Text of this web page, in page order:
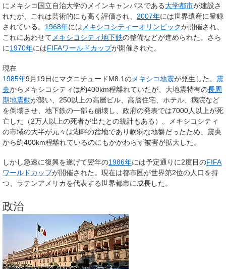
にメキシコ国立自治大学のメインキャンパスである大学都市が建設さ
れたが、これは芸術的にも高く評価され、 2007年には世界遺産に登録
されている。 1968年には メキシコシティーオリンピックが開催され、
これにあわせて メキシコシティ地下鉄の整備などが進められた。さら
に1970年にはFIFAワールドカップが開催された。
現在
1985年9月19日にマグニチュードM8.1の メキシコ地震が発生した。 震
央からメキシコシティは約400km程離れていたが、大地震特有の長周
期地震動が襲い、250以上の高層ビル、高層住宅、ホテル、病院など
を倒壊させ、地下鉄の一部も崩壊し、政府の発表では7000人以上が死
亡した（2万人以上の死者が出たとの統計もある）。メキシコシティ
の市域の大半が元々は湖畔の盆地であり軟弱な地盤だったため、震央
から約400km程離れているのにもかかわらず被害が拡大した。
しかし急速に復興を遂げて翌年の1986年には予定通りに2度目のFIFA
ワールドカップが開催された。現在は都市圏が世界第2位の人口を持
つ、ラテンアメリカを代表する世界都市に成長した。
政治